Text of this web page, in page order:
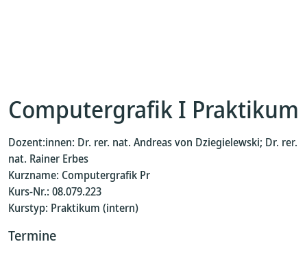
Computergrafik I Praktikum
Dozent:innen: Dr. rer. nat. Andreas von Dziegielewski; Dr. rer.
nat. Rainer Erbes
Kurzname: Computergrafik Pr
Kurs-Nr.: 08.079.223
Kurstyp: Praktikum (intern)
Termine